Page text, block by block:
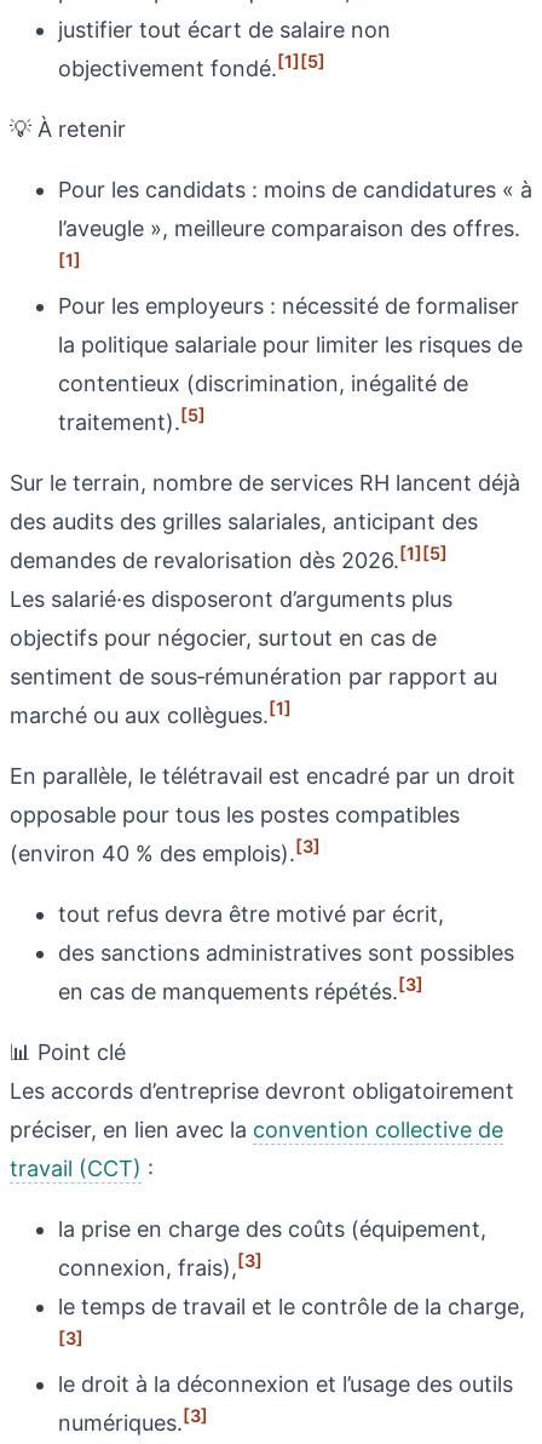
justifier tout écart de salaire non
objectivement fondé.[1][5]
💡 À retenir
Pour les candidats : moins de candidatures « à
l’aveugle », meilleure comparaison des offres.
[1]
Pour les employeurs : nécessité de formaliser
la politique salariale pour limiter les risques de
contentieux (discrimination, inégalité de
traitement).[5]
Sur le terrain, nombre de services RH lancent déjà
des audits des grilles salariales, anticipant des
demandes de revalorisation dès 2026.[1][5]
Les salarié·es disposeront d’arguments plus
objectifs pour négocier, surtout en cas de
sentiment de sous‑rémunération par rapport au
marché ou aux collègues.[1]
En parallèle, le télétravail est encadré par un droit
opposable pour tous les postes compatibles
(environ 40 % des emplois).[3]
tout refus devra être motivé par écrit,
des sanctions administratives sont possibles
en cas de manquements répétés.[3]
📊 Point clé
Les accords d’entreprise devront obligatoirement
préciser, en lien avec la convention collective de
travail (CCT) :
la prise en charge des coûts (équipement,
connexion, frais),[3]
le temps de travail et le contrôle de la charge,
[3]
le droit à la déconnexion et l’usage des outils
numériques.[3]